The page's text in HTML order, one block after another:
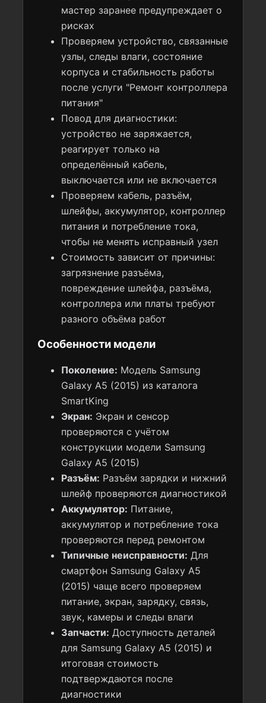
мастер заранее предупреждает о
рисках
Проверяем устройство, связанные
узлы, следы влаги, состояние
корпуса и стабильность работы
после услуги "Ремонт контроллера
питания"
Повод для диагностики:
устройство не заряжается,
реагирует только на
определённый кабель,
выключается или не включается
Проверяем кабель, разъём,
шлейфы, аккумулятор, контроллер
питания и потребление тока,
чтобы не менять исправный узел
Стоимость зависит от причины:
загрязнение разъёма,
повреждение шлейфа, разъёма,
контроллера или платы требуют
разного объёма работ
Особенности модели
Поколение: Модель Samsung
Galaxy A5 (2015) из каталога
SmartKing
Экран: Экран и сенсор
проверяются с учётом
конструкции модели Samsung
Galaxy A5 (2015)
Разъём: Разъём зарядки и нижний
шлейф проверяются диагностикой
Аккумулятор: Питание,
аккумулятор и потребление тока
проверяются перед ремонтом
Типичные неисправности: Для
смартфон Samsung Galaxy A5
(2015) чаще всего проверяем
питание, экран, зарядку, связь,
звук, камеры и следы влаги
Запчасти: Доступность деталей
для Samsung Galaxy A5 (2015) и
итоговая стоимость
подтверждаются после
диагностики